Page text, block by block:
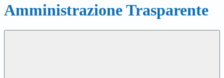
Amministrazione Trasparente